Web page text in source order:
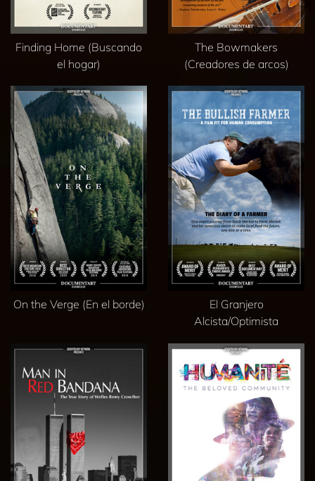
Finding Home (Buscando
el hogar)
The Bowmakers
(Creadores de arcos)
On the Verge (En el borde)
El Granjero
Alcista/Optimista